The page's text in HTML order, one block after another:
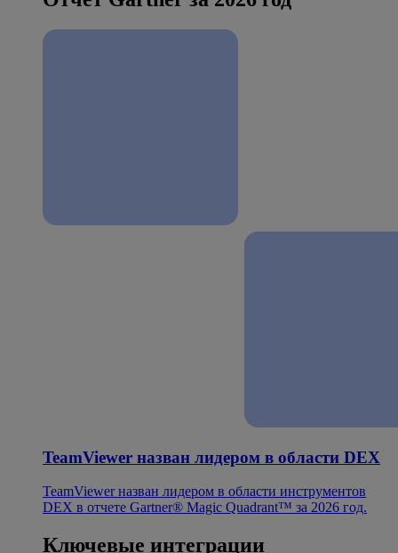
TeamViewer назван лидером в области DEX
TeamViewer назван лидером в области инструментов
DEX в отчете Gartner® Magic Quadrant™ за 2026 год.
Ключевые интеграции